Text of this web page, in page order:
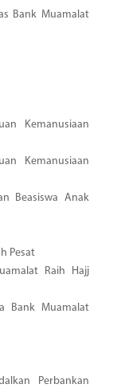
Bank Muamalat
Kemanusiaan
Kemanusiaan
Beasiswa Anak
Pesat
Raih Hajj
Bank Muamalat
Perbankan